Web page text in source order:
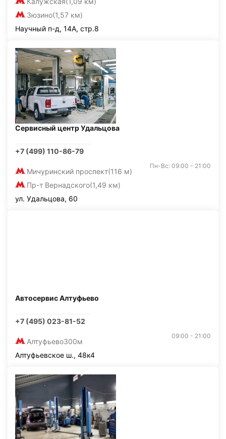
Зюзино(1,57 км)
Научный п-д, 14А, стр.8
Сервисный центр Удальцова
+7 (499) 110-86-79
Мичуринский проспект(116 м)
Пр-т Вернадского(1,49 км)
Пн-Вс: 09:00 - 21:00
ул. Удальцова, 60
Автосервис Алтуфьево
+7 (495) 023-81-52
Алтуфьево300м
09:00 - 21:00
Алтуфьевское ш., 48к4